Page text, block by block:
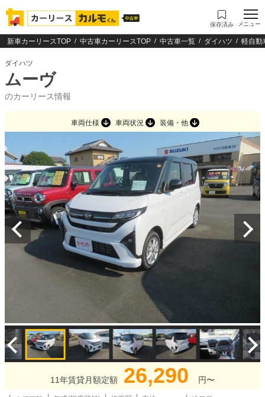
保存済み メニュー
新車カーリースTOP 中古車カーリースTOP 中古車一覧 ダイハツ 軽自動
ダイハツ
ムーヴ
のカーリース情報
車両仕様 車両状況 装備・他
11年賃貸月額定額 26,290 円〜